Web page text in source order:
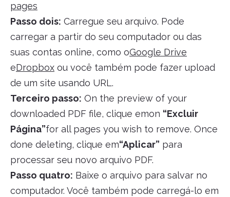
pages
Passo dois: Carregue seu arquivo. Pode
carregar a partir do seu computador ou das
suas contas online, como oGoogle Drive
eDropbox ou você também pode fazer upload
de um site usando URL.
Terceiro passo: On the preview of your
downloaded PDF file, clique emon “Excluir
Página”for all pages you wish to remove. Once
done deleting, clique em“Aplicar” para
processar seu novo arquivo PDF.
Passo quatro: Baixe o arquivo para salvar no
computador. Você também pode carregá-lo em